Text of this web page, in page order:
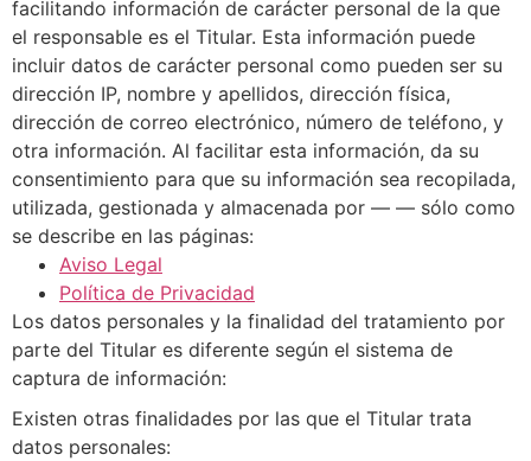
facilitando información de carácter personal de la que
el responsable es el Titular. Esta información puede
incluir datos de carácter personal como pueden ser su
dirección IP, nombre y apellidos, dirección física,
dirección de correo electrónico, número de teléfono, y
otra información. Al facilitar esta información, da su
consentimiento para que su información sea recopilada,
utilizada, gestionada y almacenada por — — sólo como
se describe en las páginas:
Aviso Legal
Política de Privacidad
Los datos personales y la finalidad del tratamiento por
parte del Titular es diferente según el sistema de
captura de información:
Existen otras finalidades por las que el Titular trata
datos personales: